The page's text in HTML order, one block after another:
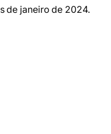
de janeiro de 2024.